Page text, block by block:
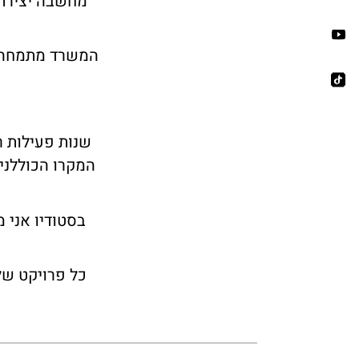
המשרד מתמחה
שנות
המקרו
בסטודיו
כל פרויקט